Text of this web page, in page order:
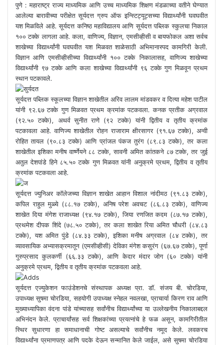
पुणे : महाराष्ट्र राज्य माध्यमिक आणि उच्च माध्यमिक शिक्षण मंडळाच्या वतीने घेण्यात
आलेल्या बारावीच्या परीक्षेत सूर्यदत्त ग्रुप ऑफ इन्स्टिट्यूट्सच्या विद्यार्थ्यांनी घवघवीत
यश मिळविले आहे. सूर्यदत्त कनिष्ठ महाविद्यालय आणि सूर्यदत्त पब्लिक स्कुलचा निकाल
१०० टक्के लागला आहे. कला, वाणिज्य, विज्ञान, एमसीव्हीसी व बायफोकल अशा सर्वच
शाखेच्या विद्यार्थ्यांनी घवघवीत यश मिळवत शाळेसाठी अभिमानास्पद कामगिरी केली.
विज्ञान आणि एमसीव्हीसीच्या विद्यार्थ्यांनी १०० टक्के निकालासह, वाणिज्य शाखेच्या
विद्यार्थ्यांनी ९७ टक्के आणि कला शाखेच्या विद्यार्थ्यांनी ९६ टक्के गुण मिळवून प्रथम
स्थान पटकावले.
सूर्यदत्त पब्लिक स्कूलच्या विज्ञान शाखेतील अरिव लालम मांडवकर व दित्या महेश पाटील
यांनी ९२.६७ टक्के गुण मिळवत प्रथम क्रमांक पटकवला. कनक प्रतीक अग्रवाल
(९२.५० टक्के), अथर्व सुनीत राणे (९२ टक्के) यांनी द्वितीय व तृतीय क्रमांक
पटकावला आहे. वाणिज्य शाखेतील रोहन राजाराम क्षीरसागर (९१.६७ टक्के), अन्वी
रोहित तायल (९०.८३ टक्के) आणि प्रांजल पंकज तुरंग (८९.८३ टक्के), तर कला
शाखेतील इशिका मनीष वार्ष्णेयने ८८ टक्के, सावनी अमित कांतकने ८७ टक्के, तर जुई
अतुल देशपांडे हिने ८५.५० टक्के गुण मिळवत यांनी अनुक्रमे प्रथम, द्वितीय व तृतीय
क्रमांक पटकवला आहे.
सूर्यदत्त ज्युनिअर कॉलेजच्या विज्ञान शाखेत आहान विशाल नांदीमठ (९१.८३ टक्के),
कपिल राहुल मुळ्ये (८८.१७ टक्के), अनिष परेश अवचट (८६.८३ टक्के), वाणिज्य
शाखेत दिया मंगेश राजाध्यक्ष (९४.१७ टक्के), जिया रणजित कदम (८७.१७ टक्के),
प्रथमेश दीपक शिंदे (७८.५० टक्के), तर कला शाखेत रिया अमित चौधरी (८४.८३
टक्के), यश अमित पुंडे (८४.३३ टक्के), इशिका मनीष अग्रवाल (८४ टक्के), तर
व्यावसायिक अभ्यासक्रमातून (एमसीव्हीसी) देविका मंगेश कसुरंग (६७.६७ टक्के), पूर्णा
गुरुप्रसाद कुलकर्णी (६६.३३ टक्के), आणि केदार मंदार जोग (६० टक्के) यांनी
अनुक्रमे प्रथम, द्वितीय व तृतीय क्रमांक पटकवला आहे.
सूर्यदत्त एज्युकेशन फाउंडेशनचे संस्थापक अध्यक्ष प्रा. डॉ. संजय बी. चोरडिया,
उपाध्यक्ष सुषमा चोरडिया, सहयोगी उपाध्यक्ष स्नेहल नवलखा, प्राचार्या किरण राव आणि
मुख्याध्यापिका वंदना पांडे यांच्यासह सर्वांनीच विद्यार्थ्यांच्या या उल्लेखनीय निकालाबद्दल
अभिनंदन केले. प्राचार्यांसह सर्व शिक्षकांच्या प्रयत्नांचे हे फळ असून, कामगिरीतील
स्थिर सुधारणा हा समाधानाची गोष्ट असल्याचे सर्वांनीच नमूद केले. लवकरच
विद्यार्थ्यांना प्रमाणपत्र आणि पदके देऊन सन्मानित केले जाईल, असे सुषमा चोरडिया